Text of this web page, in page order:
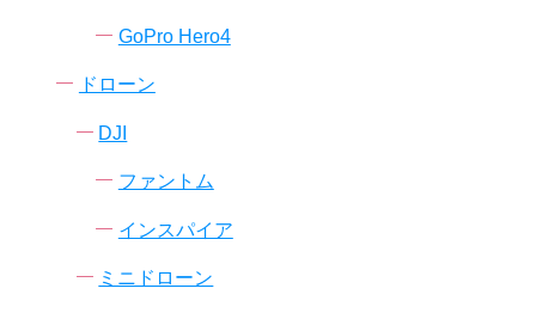
GoPro Hero4
ドローン
DJI
ファントム
インスパイア
ミニドローン